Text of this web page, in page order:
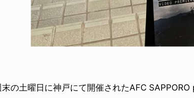
末の土曜日に神戸にて開催されたAFC